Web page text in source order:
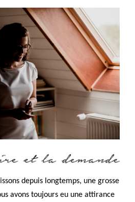
depuis longtemps, une grosse
avons toujours eu une attirance